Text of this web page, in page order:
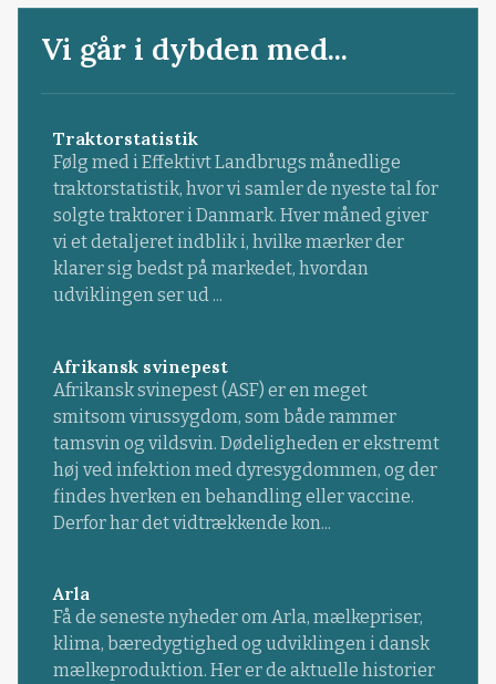
Vi går i dybden med...
Traktorstatistik
Følg med i Effektivt Landbrugs månedlige
traktorstatistik, hvor vi samler de nyeste tal for
solgte traktorer i Danmark. Hver måned giver
vi et detaljeret indblik i, hvilke mærker der
klarer sig bedst på markedet, hvordan
udviklingen ser ud ...
Afrikansk svinepest
Afrikansk svinepest (ASF) er en meget
smitsom virussygdom, som både rammer
tamsvin og vildsvin. Dødeligheden er ekstremt
høj ved infektion med dyresygdommen, og der
findes hverken en behandling eller vaccine.
Derfor har det vidtrækkende kon...
Arla
Få de seneste nyheder om Arla, mælkepriser,
klima, bæredygtighed og udviklingen i dansk
mælkeproduktion. Her er de aktuelle historier